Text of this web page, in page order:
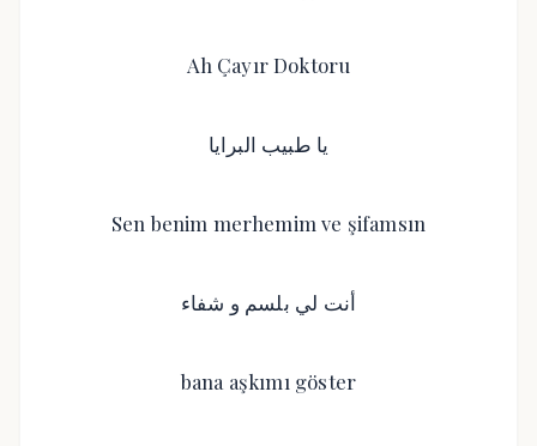
Ah Çayır Doktoru
يا طبيب البرايا
Sen benim merhemim ve şifamsın
أنت لي بلسم و شفاء
bana aşkımı göster